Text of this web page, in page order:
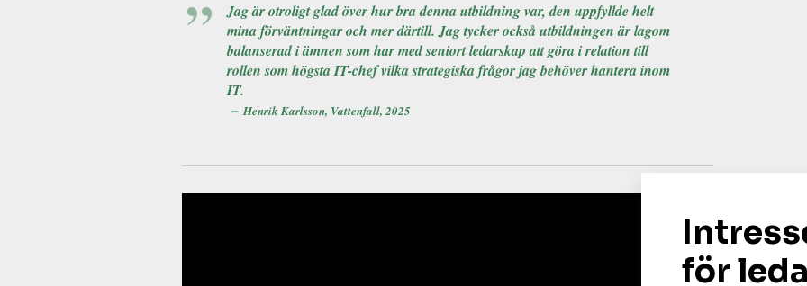
Jag är otroligt glad över hur bra denna utbildning var, den uppfyllde helt
mina förväntningar och mer därtill. Jag tycker också utbildningen är lagom
balanserad i ämnen som har med seniort ledarskap att göra i relation till
rollen som högsta IT-chef vilka strategiska frågor jag behöver hantera inom
IT.
– Henrik Karlsson, Vattenfall, 2025